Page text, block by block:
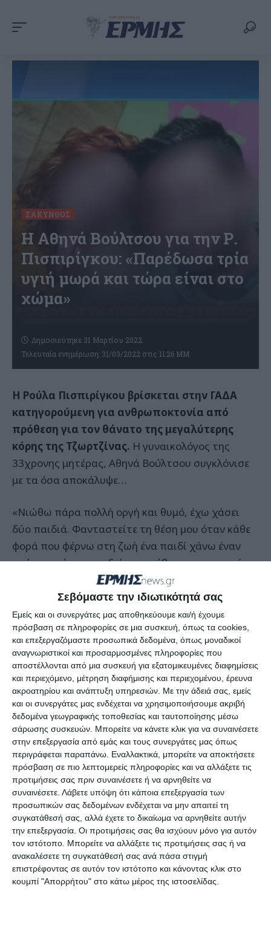
Σεβόμαστε την ιδιωτικότητά σας
Εμείς και οι συνεργάτες μας αποθηκεύουμε και/ή έχουμε
πρόσβαση σε πληροφορίες σε μια συσκευή, όπως τα cookies,
και επεξεργαζόμαστε προσωπικά δεδομένα, όπως μοναδικοί
αναγνωριστικοί και προσαρμοσμένες πληροφορίες που
αποστέλλονται από μια συσκευή για εξατομικευμένες διαφημίσεις
και περιεχόμενο, μέτρηση διαφήμισης και περιεχομένου, έρευνα
ακροατηρίου και ανάπτυξη υπηρεσιών. Με την άδειά σας, εμείς
και οι συνεργάτες μας ενδέχεται να χρησιμοποιήσουμε ακριβή
δεδομένα γεωγραφικής τοποθεσίας και ταυτοποίησης μέσω
σάρωσης συσκευών. Μπορείτε να κάνετε κλικ για να συναινέσετε
στην επεξεργασία από εμάς και τους συνεργάτες μας όπως
περιγράφεται παραπάνω. Εναλλακτικά, μπορείτε να αποκτήσετε
πρόσβαση σε πιο λεπτομερείς πληροφορίες και να αλλάξετε τις
προτιμήσεις σας πριν συναινέσετε ή να αρνηθείτε να
συναινέσετε. Λάβετε υπόψη ότι κάποια επεξεργασία των
προσωπικών σας δεδομένων ενδέχεται να μην απαιτεί τη
συγκατάθεσή σας, αλλά έχετε το δικαίωμα να αρνηθείτε αυτήν
την επεξεργασία. Οι προτιμήσεις σας θα ισχύουν μόνο για αυτόν
τον ιστότοπο. Μπορείτε να αλλάξετε τις προτιμήσεις σας ή να
ανακαλέσετε τη συγκατάθεσή σας ανά πάσα στιγμή
επιστρέφοντας σε αυτόν τον ιστότοπο και κάνοντας κλικ στο
κουμπί "Απορρήτου" στο κάτω μέρος της ιστοσελίδας.
ΖΆΚΥΝΘΟΣ
H Αθηνά Βούλτσου για την Ρ.
Πισπιρίγκου: «Παρέδωσα τρία
υγιή μωρά και τώρα είναι στο
χώμα»
Τελευταία ενημέρωση: 31/03/2022 στις 11:26 ΜΜ
Δημοσιεύτηκε 31 Μαρτίου 2022
Η Ρούλα Πισπιρίγκου βρίσκεται στην ΓΑΔΑ
κατηγορούμενη για ανθρωποκτονία από
πρόθεση για τον θάνατο της μεγαλύτερης
κόρης της Τζωρτζίνας. Η γυναικολόγος της
33χρονης μητέρας, Αθηνά Βούλτσου συγκλόνισε
με τα όσα αποκάλυψε…
«Νιώθω πάρα πολλή οργή και θυμό, έχω χάσει
δύο παιδιά. Φανταστείτε τη θέση μου όταν κάθε
φορά που φέρνω στη ζωή ένα παιδί χάνω έναν
χτύπο από την καρδιά μου, κόβεται η αναπνοή
μου μέχρι να πάρει την πρώτη του ανάσα. Κάθε
φορά άκουγα ότι “έφυγε” ένα παιδί από μια
ασθένεια που δεν καταλάβαινα. Πενθώ και σαν
μάνα όχι μόνο σαν γιατρός.
Όπως είπε, η κα Βούλτσου η μητέρα δεν είχε
προβλήματα υγείας: «Γνωρίζω την οικογένεια
Δασκαλάκη 10 χρόνια. Την έβλεπα την κυρία
Πισπιρίγκου μια φορά τον χρόνο. Δεν είχε
προκύψει ποτέ κανένα θέμα. Ούτε καρκίνο είχε,
ούτε ρήξη πλακούντα». «Παρέδωσα τρία υγιή
μωρά και αυτή τη στιγμή τα παιδιά είναι στο
χώμα» είπε χαρακτηριστικά η γυναικολόγος της
Ρούλας Πισπιρίγκου για τα τρία άτυχα παιδιά.
Αφήστε ένα σχόλιο